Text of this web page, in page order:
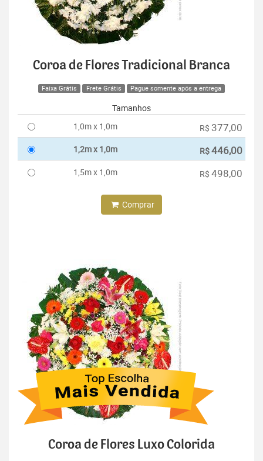
Coroa de Flores Tradicional Branca
Faixa Grátis Frete Grátis Pague somente após a entrega
Tamanhos
1,0m x 1,0m
R$ 377,00
1,2m x 1,0m R$446,00
1,5m x 1,0m R$ 498,00
Comprar
Coroa de Flores Luxo Colorida